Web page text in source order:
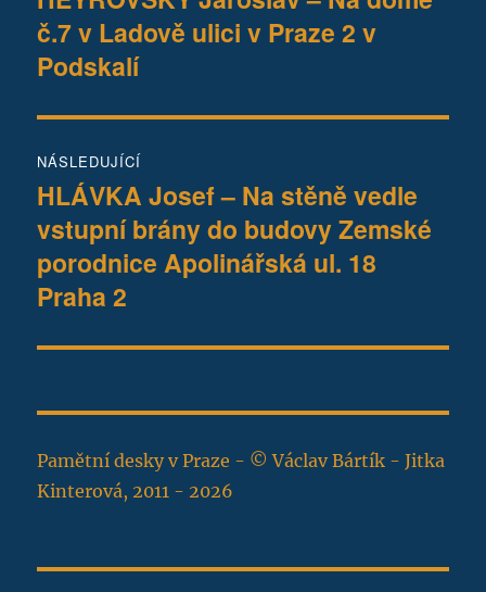
příspěvek
příspěvek:
č.7 v Ladově ulici v Praze 2 v
Podskalí
NÁSLEDUJÍCÍ
Následující
příspěvek:
HLÁVKA Josef – Na stěně vedle
vstupní brány do budovy Zemské
porodnice Apolinářská ul. 18
Praha 2
Pamětní desky v Praze - © Václav Bártík - Jitka
Kinterová, 2011 - 2026